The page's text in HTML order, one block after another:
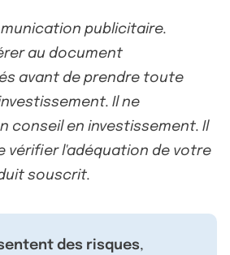
publicitaire.
au document
avant de prendre toute
Il ne
conseil en investissement. Il
vérifier l'adéquation de votre
souscrit.
des risques,